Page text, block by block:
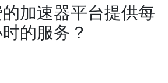
加速器平台提供每
的服务？